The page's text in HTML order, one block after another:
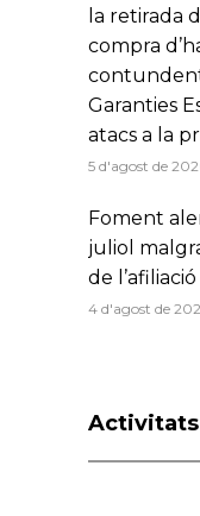
la retirada
compra
Garanties
atacs a la
5 d'agost de
Foment
juliol
de l’afiliació
4 d'agost de
Activitats